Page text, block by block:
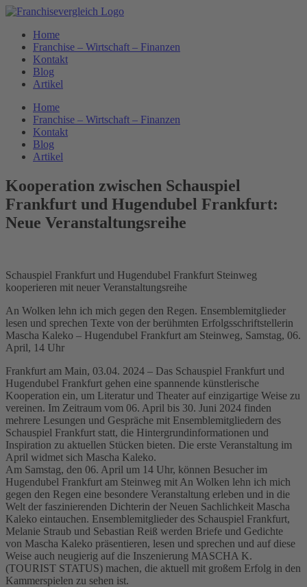
Zum
springenHome
Franchise – Wirtschaft – Finanzen
Kontakt
Blog
Artikel
Home
Franchise – Wirtschaft – Finanzen
Kontakt
Blog
Artikel
Kooperation zwischen Schauspiel
Frankfurt und Hugendubel Frankfurt:
Neue Veranstaltungsreihe
Schauspiel Frankfurt und Hugendubel Frankfurt Steinweg
kooperieren mit neuer Veranstaltungsreihe
An Wolken lehn ich mich gegen den Regen. Ensemblemitglieder
lesen und sprechen Texte von der berühmten Erfolgsschriftstellerin
Mascha Kaleko – Hugendubel Frankfurt am Steinweg, Samstag, 06.
April, 14 Uhr
Frankfurt am Main, 03.04. 2024 – Das Schauspiel Frankfurt und
Hugendubel Frankfurt gehen eine spannende künstlerische
Kooperation ein, um Literatur und Theater auf einzigartige Weise zu
vereinen. Im Zeitraum vom 06. April bis 30. Juni 2024 finden
mehrere Lesungen und Gespräche mit Ensemblemitgliedern des
Schauspiel Frankfurt statt, die Hintergrundinformationen und
Inspiration zu aktuellen Stücken bieten. Die erste Veranstaltung im
April widmet sich Mascha Kaleko.
Am Samstag, den 06. April um 14 Uhr, können Besucher im
Hugendubel Frankfurt am Steinweg mit An Wolken lehn ich mich
gegen den Regen eine besondere Veranstaltung erleben und in die
Welt der faszinierenden Dichterin der Neuen Sachlichkeit Mascha
Kaleko eintauchen. Ensemblemitglieder des Schauspiel Frankfurt,
Melanie Straub und Sebastian Reiß werden Briefe und Gedichte
von Mascha Kaleko präsentieren, lesen und sprechen und auf diese
Weise auch neugierig auf die Inszenierung MASCHA K.
(TOURIST STATUS) machen, die aktuell mit großem Erfolg in den
Kammerspielen zu sehen ist.